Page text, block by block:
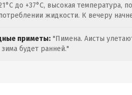
до +37°C, высокая температура,
жидкости. К вечеру
приметы: "Пимена. Аисты
будет ранней."